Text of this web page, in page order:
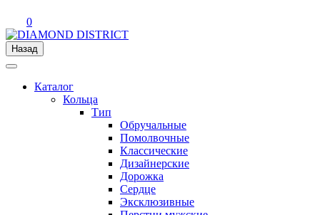
0
Назад
Каталог
Кольца
Тип
Обручальные
Помолвочные
Классические
Дизайнерские
Дорожка
Сердце
Эксклюзивные